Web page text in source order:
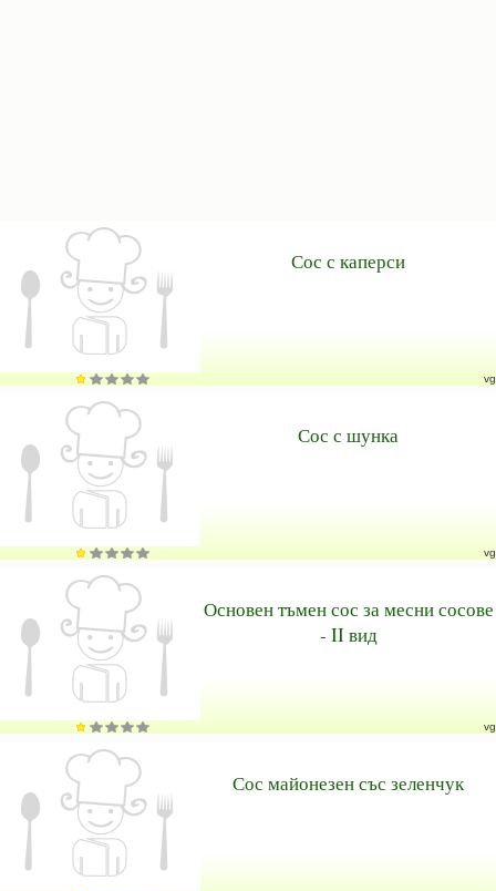
Сос с каперси
vg
Сос с шунка
vg
Основен тъмен сос за месни сосове
- II вид
vg
Сос майонезен със зеленчук